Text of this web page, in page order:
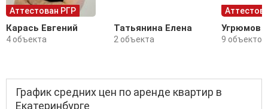
Аттестован РГР
Карась Евгений
4 объекта
Татьянина Елена
2 объекта
Угрюмов
9 объектов
График средних цен по аренде квартир в
Екатеринбурге